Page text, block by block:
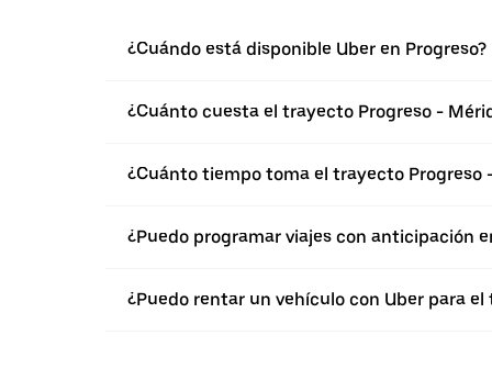
¿Cuándo está disponible Uber en Progreso?
¿Cuánto cuesta el trayecto Progreso -
¿Cuánto tiempo toma el trayecto Progreso
¿Puedo programar viajes con anticipación
¿Puedo rentar un vehículo con Uber para